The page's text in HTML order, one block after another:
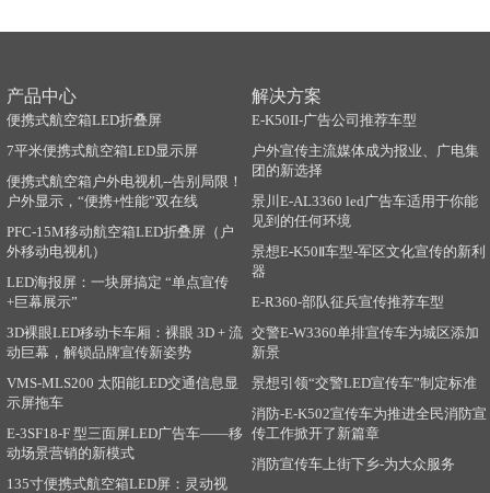
产品中心
便携式航空箱LED折叠屏
7平米便携式航空箱LED显示屏
便携式航空箱户外电视机--告别局限！
户外显示，“便携+性能”双在线
PFC-15M移动航空箱LED折叠屏（户
外移动电视机）
LED海报屏：一块屏搞定 “单点宣传
+巨幕展示”
3D裸眼LED移动卡车厢：裸眼 3D + 流
动巨幕，解锁品牌宣传新姿势
VMS-MLS200 太阳能LED交通信息显
示屏拖车
E-3SF18-F 型三面屏LED广告车——移
动场景营销的新模式
135寸便携式航空箱LED屏：灵动视
解决方案
E-K50II-广告公司推荐车型
户外宣传主流媒体成为报业、广电集
团的新选择
景川E-AL3360 led广告车适用于你能
见到的任何环境
景想E-K50Ⅱ车型-军区文化宣传的新利
器
E-R360-部队征兵宣传推荐车型
交警E-W3360单排宣传车为城区添加
新景
景想引领“交警LED宣传车”制定标准
消防-E-K502宣传车为推进全民消防宣
传工作掀开了新篇章
消防宣传车上街下乡-为大众服务